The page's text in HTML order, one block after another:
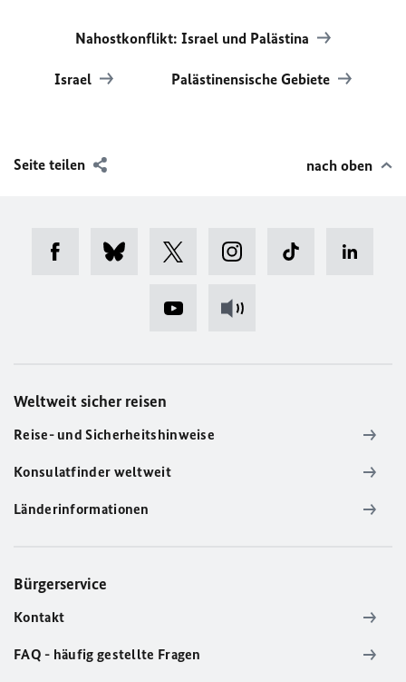
Nahostkonflikt: Israel und Palästina
Israel Palästinensische Gebiete
Seite teilen nach oben
Weltweit sicher reisen
Reise- und Sicherheitshinweise
Konsulatfinder weltweit
Länderinformationen
Bürgerservice
Kontakt
FAQ - häufig gestellte Fragen